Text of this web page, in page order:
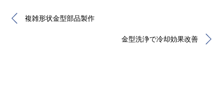
複雑形状金型部品製作
金型洗浄で冷却効果改善